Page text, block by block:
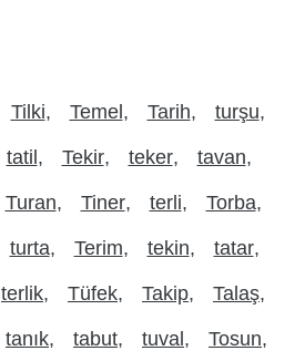
Tilki Temel Tarih turşu
tatil Tekir teker tavan
Turan Tiner terli Torba
turta Terim tekin tatar
terlik Tüfek Takip Talaş
tanık tabut tuval Tosun